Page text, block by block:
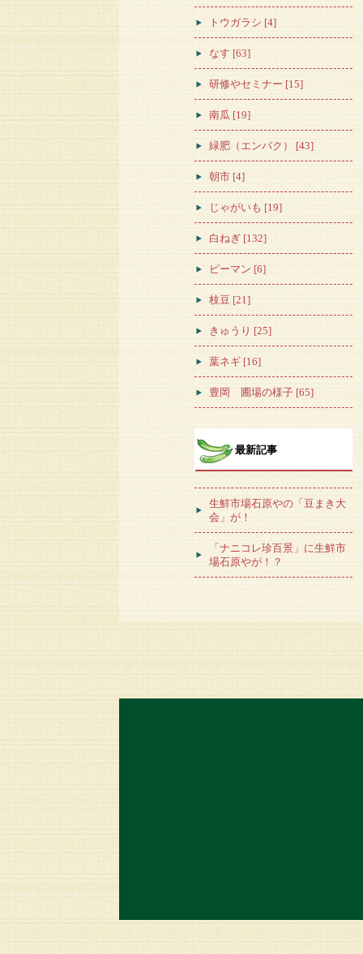
トウガラシ [4]
なす [63]
研修やセミナー [15]
南瓜 [19]
緑肥（エンバク） [43]
朝市 [4]
じゃがいも [19]
白ねぎ [132]
ピーマン [6]
枝豆 [21]
きゅうり [25]
葉ネギ [16]
豊岡 圃場の様子 [65]
最新記事
生鮮市場石原やの「豆まき大
会」が！
「ナニコレ珍百景」に生鮮市
場石原やが！？